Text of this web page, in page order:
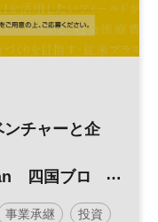
チャーと企
四国ブロ
事業承継 投資